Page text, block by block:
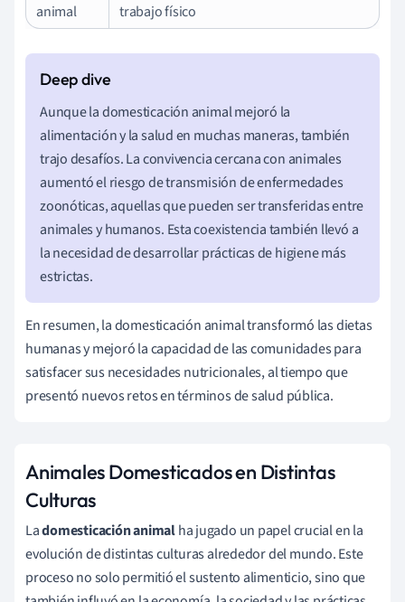
animal
trabajo físico
Aunque la domesticación animal mejoró la
alimentación y la salud en muchas maneras, también
trajo desafíos. La convivencia cercana con animales
aumentó el riesgo de transmisión de enfermedades
zoonóticas, aquellas que pueden ser transferidas entre
animales y humanos. Esta coexistencia también llevó a
la necesidad de desarrollar prácticas de higiene más
estrictas.
En resumen, la domesticación animal transformó las dietas
humanas y mejoró la capacidad de las comunidades para
satisfacer sus necesidades nutricionales, al tiempo que
presentó nuevos retos en términos de salud pública.
Animales Domesticados en Distintas
Culturas
Ladomesticación animalha jugado un papel crucial en la
evolución de distintas culturas alrededor del mundo. Este
proceso no solo permitió el sustento alimenticio, sino que